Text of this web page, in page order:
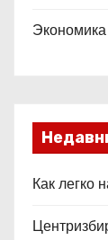
Экономика
Как легко